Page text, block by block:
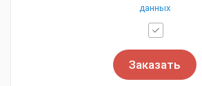
данных
Заказать